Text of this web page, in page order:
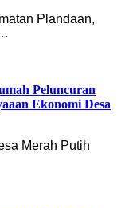
Plandaan,
Peluncuran
Ekonomi Desa
Merah Putih